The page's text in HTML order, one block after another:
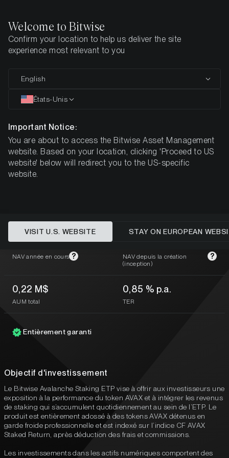
Page d'accueil Tous les produits
Bitwise
Avalanche Staking ETP
-49,62 %
NAV année en cours ?
NAV depuis la création
(inception)
?
0,22 M$
AUM total
0,85 % p.a.
TER
Entièrement garanti
Objectif d'investissement
Le Bitwise Avalanche Staking ETP vise à offrir aux investisseurs une
exposition à la performance du token AVAX et à intégrer les revenus
de staking qui s’accumulent quotidiennement au sein de l’ETP. Le
produit est entièrement adossé à des tokens AVAX détenus en
garde froide professionnelle et est indexé sur l’indice CF AVAX
Staked Return, après déduction des frais et commissions.
Les investissements dans les actifs numériques comportent des
Welcome to Bitwise
Confirm your location to help us deliver the site
experience most relevant to you
English
États-Unis
Important Notice:
You are about to access the Bitwise Asset Management
website. Based on your location, clicking 'Proceed to US
website' below will redirect you to the US-specific
website.
VISIT U.S. WEBSITE STAY ON EUROPEAN